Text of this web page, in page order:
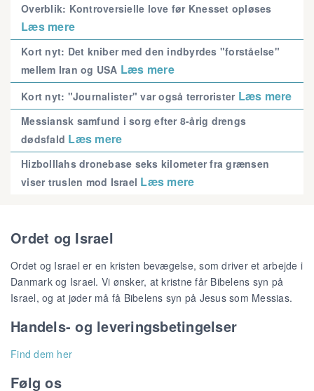
Overblik: Kontroversielle love før Knesset opløses
Læs mere
Kort nyt: Det kniber med den indbyrdes "forståelse"
mellem Iran og USA Læs mere
Kort nyt: "Journalister" var også terrorister Læs mere
Messiansk samfund i sorg efter 8-årig drengs
dødsfald Læs mere
Hizbolllahs dronebase seks kilometer fra grænsen
viser truslen mod Israel Læs mere
Ordet og Israel
Ordet og Israel er en kristen bevægelse, som driver et arbejde i
Danmark og Israel. Vi ønsker, at kristne får Bibelens syn på
Israel, og at jøder må få Bibelens syn på Jesus som Messias.
Handels- og leveringsbetingelser
Find dem her
Følg os